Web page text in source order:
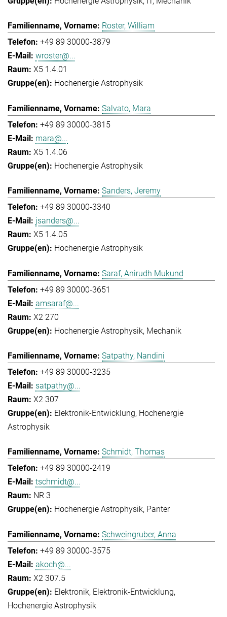
Roster, William
+49 89 30000-3879
wroster@...
X5 1.4.01
Hochenergie Astrophysik
Salvato, Mara
+49 89 30000-3815
mara@...
X5 1.4.06
Hochenergie Astrophysik
Sanders, Jeremy
+49 89 30000-3340
jsanders@...
X5 1.4.05
Hochenergie Astrophysik
Saraf, Anirudh Mukund
+49 89 30000-3651
amsaraf@...
X2 270
Hochenergie Astrophysik Mechanik
Satpathy, Nandini
+49 89 30000-3235
satpathy@...
X2 307
Elektronik-Entwicklung Hochenergie
Astrophysik
Schmidt, Thomas
+49 89 30000-2419
tschmidt@...
NR 3
Hochenergie Astrophysik Panter
Schweingruber, Anna
+49 89 30000-3575
akoch@...
X2 307.5
Elektronik Elektronik-Entwicklung
Hochenergie Astrophysik